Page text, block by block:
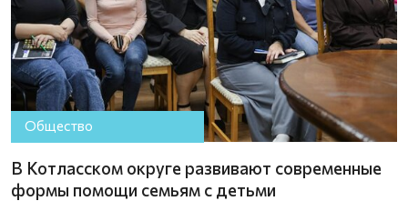
Общество
В Котласском округе развивают современные
формы помощи семьям с детьми